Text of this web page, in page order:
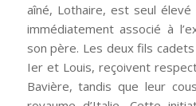
aîné, Lothaire, est seul
immédiatement associé à
son père. Les deux fils
Ier et Louis, reçoivent
Bavière, tandis que leur